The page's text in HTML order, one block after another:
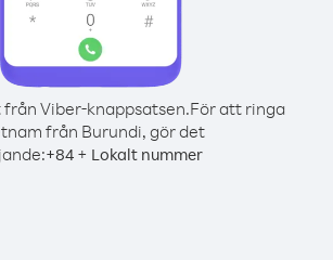
Viber-knappsatsen.För att ringa
från Burundi, gör det
+84+ Lokalt nummer